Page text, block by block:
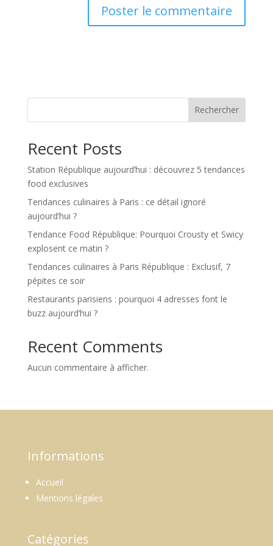
Rechercher
Recent Posts
Station République aujourd’hui : découvrez 5 tendances
food exclusives
Tendances culinaires à Paris : ce détail ignoré
aujourd’hui ?
Tendance Food République: Pourquoi Crousty et Swicy
explosent ce matin ?
Tendances culinaires à Paris République : Exclusif, 7
pépites ce soir
Restaurants parisiens : pourquoi 4 adresses font le
buzz aujourd’hui ?
Recent Comments
Aucun commentaire à afficher.
Informations
Accueil
Mentions légales
Catégories